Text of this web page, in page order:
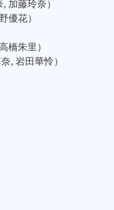
加藤玲奈）
優花）
橋朱里）
, 岩田華怜）